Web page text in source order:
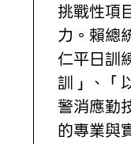
挑戰性項
力。賴總
仁平日訓
訓」、「
警消應勤
的專業與